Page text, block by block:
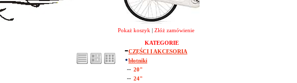
Pokaż koszyk Złóż zamówienie
KATEGORIE
CZĘŚCI I AKCESORIA
błotniki
-- 20"
-- 24"